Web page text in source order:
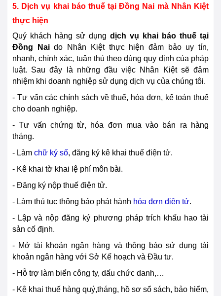
5. Dịch vụ khai báo thuế tạiĐồng Nai mà Nhân Kiệt
thực hiện
Quý khách hàng sử dụng dịch vụ khai báo thuế tại
Đồng Naido Nhân Kiệt thực hiện đảm bảo uy tín,
nhanh, chính xác, tuân thủ theo đúng quy định của pháp
luật. Sau đây là những đầu việc Nhân Kiệt sẽ đảm
nhiệm khi doanh nghiệp sử dụng dịch vụ của chúng tôi.
- Tư vấn các chính sách về thuế, hóa đơn, kế toán thuế
cho doanh nghiệp.
- Tư vấn chứng từ, hóa đơn mua vào bán ra hàng
tháng.
- Làm chữ ký số, đăng ký kê khai thuế điện tử.
- Kê khai tờ khai lệ phí môn bài.
- Đăng ký nộp thuế điện tử.
- Làm thủ tục thông báo phát hành hóa đơn điện tử.
- Lập và nộp đăng ký phương pháp trích khấu hao tài
sản cố định.
- Mở tài khoản ngân hàng và thông báo sử dụng tài
khoản ngân hàng với Sở Kế hoạch và Đầu tư.
- Hỗ trợ làm biển công ty, dấu chức danh,…
- Kê khai thuế hàng quý,tháng, hồ sơ sổ sách, bảo hiểm,